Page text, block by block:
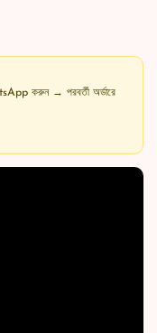
করুন → পরবর্তী অর্ডারে